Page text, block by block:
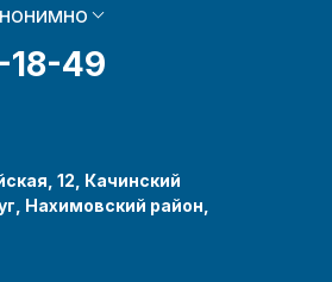
18-49
12, Качинский
Нахимовский район,